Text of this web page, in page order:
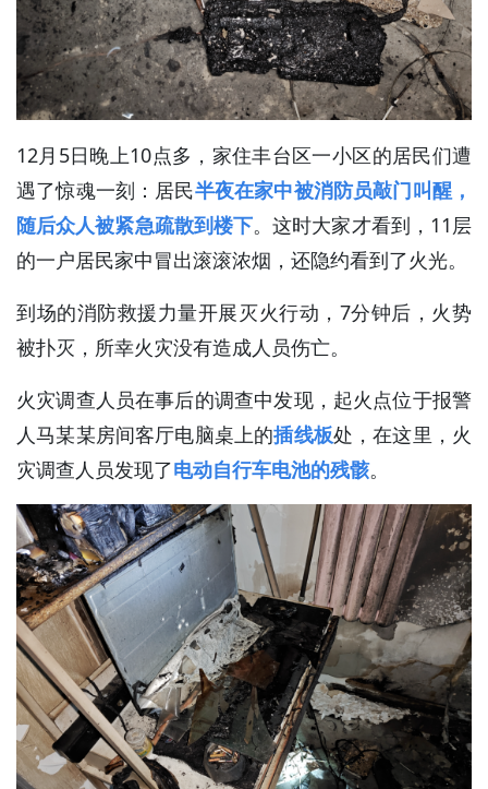
12月5日晚上10点多，家住丰台区一小区的居民们遭
遇了惊魂一刻：居民半夜在家中被消防员敲门叫醒，
随后众人被紧急疏散到楼下。这时大家才看到，11层
的一户居民家中冒出滚滚浓烟，还隐约看到了火光。
到场的消防救援力量开展灭火行动，7分钟后，火势
被扑灭，所幸火灾没有造成人员伤亡。
火灾调查人员在事后的调查中发现，起火点位于报警
人马某某房间客厅电脑桌上的插线板处，在这里，火
灾调查人员发现了电动自行车电池的残骸。